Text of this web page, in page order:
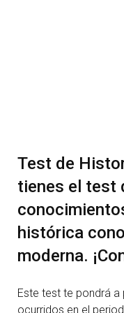
Test de
tienes el test
histórica
moderna.
Este test te pondrá
ocurridos en el